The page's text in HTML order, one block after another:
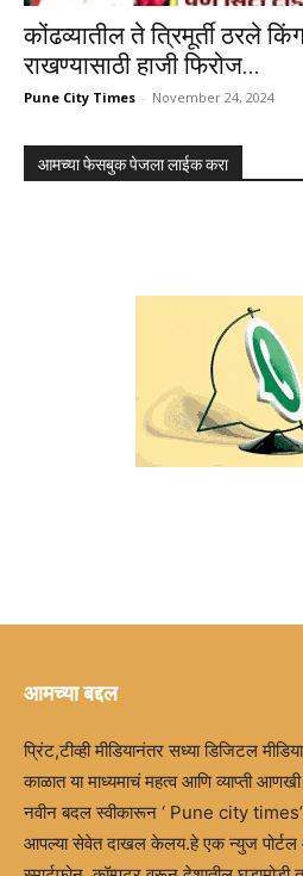
कोंढव्यातील ते त्रिमूर्ती ठरले
राखण्यासाठी हाजी फिरोज...
Pune City Times - November 24, 2024
आमच्या फेसबुक पेजला लाईक करा
आमच्या बद्दल
प्रिंट,टीव्ही मीडियानंतर सध्या डिजिटल
काळात या माध्यमाचं महत्व आणि व्याप्ती
नवीन बदल स्वीकारून ‘ Pune city times’
आपल्या सेवेत दाखल केलय.हे एक न्युज